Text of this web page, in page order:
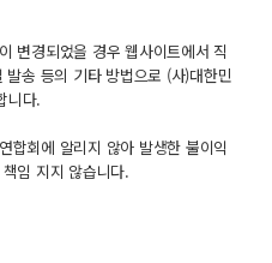
변경되었을 경우 웹사이트에서 직
송 등의 기타 방법으로 (사)대한민
니다.
합회에 알리지 않아 발생한 불이익
임 지지 않습니다.